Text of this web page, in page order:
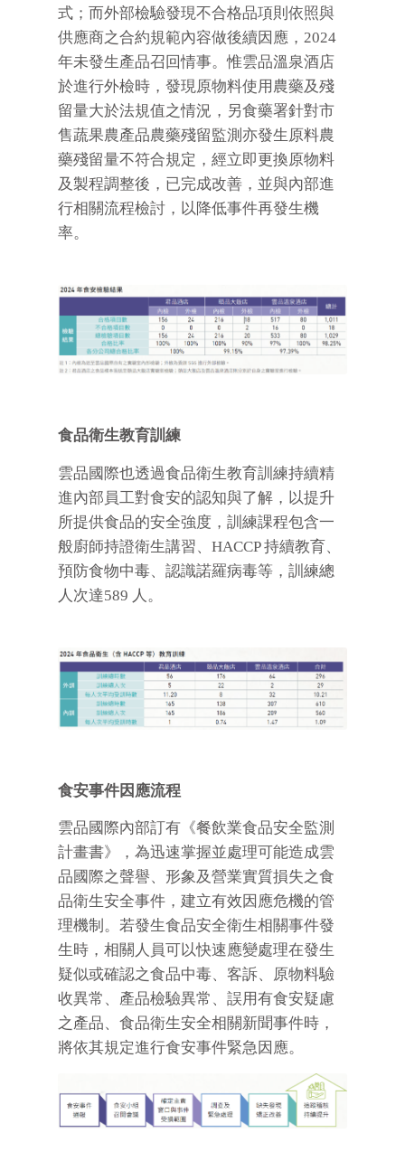
式；而外部檢驗發現不合格品項則依照與
供應商之合約規範內容做後續因應，2024
年未發生產品召回情事。惟雲品溫泉酒店
於進行外檢時，發現原物料使用農藥及殘
留量大於法規值之情況，另食藥署針對市
售蔬果農產品農藥殘留監測亦發生原料農
藥殘留量不符合規定，經立即更換原物料
及製程調整後，已完成改善，並與內部進
行相關流程檢討，以降低事件再發生機
率。
食品衛生教育訓練
雲品國際也透過食品衛生教育訓練持續精
進內部員工對食安的認知與了解，以提升
所提供食品的安全強度，訓練課程包含一
般廚師持證衛生講習、HACCP 持續教育、
預防食物中毒、認識諾羅病毒等，訓練總
人次達589 人。
食安事件因應流程
雲品國際內部訂有《餐飲業食品安全監測
計畫書》，為迅速掌握並處理可能造成雲
品國際之聲譽、形象及營業實質損失之食
品衛生安全事件，建立有效因應危機的管
理機制。若發生食品安全衛生相關事件發
生時，相關人員可以快速應變處理在發生
疑似或確認之食品中毒、客訴、原物料驗
收異常、產品檢驗異常、誤用有食安疑慮
之產品、食品衛生安全相關新聞事件時，
將依其規定進行食安事件緊急因應。